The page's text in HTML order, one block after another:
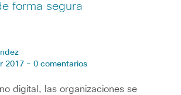
forma segura
2017 - 0 comentarios
digital, las organizaciones se